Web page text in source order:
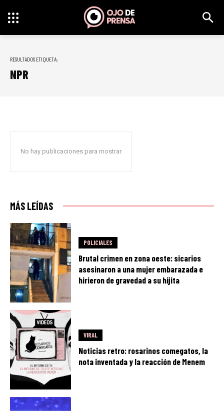
RESULTADOS ETIQUETA:
NPR
No hay publicaciones para mostrar
MÁS LEÍDAS
POLICIALES
Brutal crimen en zona oeste: sicarios
asesinaron a una mujer embarazada e
hirieron de gravedad a su hijita
VIRAL
Noticias retro: rosarinos comegatos, la
nota inventada y la reacción de Menem